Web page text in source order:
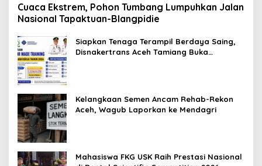
Cuaca Ekstrem, Pohon Tumbang Lumpuhkan Jalan
Nasional Tapaktuan-Blangpidie
Siapkan Tenaga Terampil Berdaya Saing,
Disnakertrans Aceh Tamiang Buka
Kelangkaan Semen Ancam Rehab-Rekon
Aceh, Wagub Laporkan ke Mendagri
Mahasiswa FKG USK Raih Prestasi Nasional